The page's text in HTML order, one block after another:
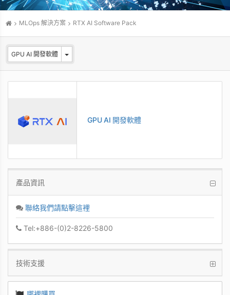
MLOps 解決方案 RTX AI Software Pack
GPU AI 開發軟體
GPU AI 開發軟體
產品資訊
聯絡我們請點擊這裡
Tel:+886-(0)2-8226-5800
技術支援